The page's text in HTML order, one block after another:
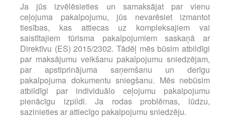
Ja jūs izvēlēsieties un samaksājat par vienu
ceļojuma pakalpojumu, jūs nevarēsiet izmantot
tiesības, kas attiecas uz kompleksajiem vai
saistītajiem tūrisma pakalpojumiem saskaņā ar
Direktīvu (ES) 2015/2302. Tādēļ mēs būsim atbildīgi
par maksājumu veikšanu pakalpojumu sniedzējam,
par apstiprinājuma saņemšanu un derīgu
pakalpojuma dokumentu sniegšanu. Mēs nebūsim
atbildīgi par individuālo ceļojumu pakalpojumu
pienācīgu izpildi. Ja rodas problēmas, lūdzu,
sazinieties ar attiecīgo pakalpojumu sniedzēju.